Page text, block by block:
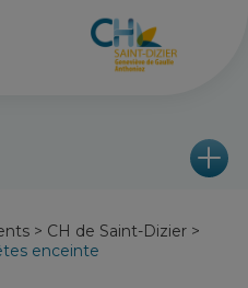
> CH de Saint-Dizier >
enceinte